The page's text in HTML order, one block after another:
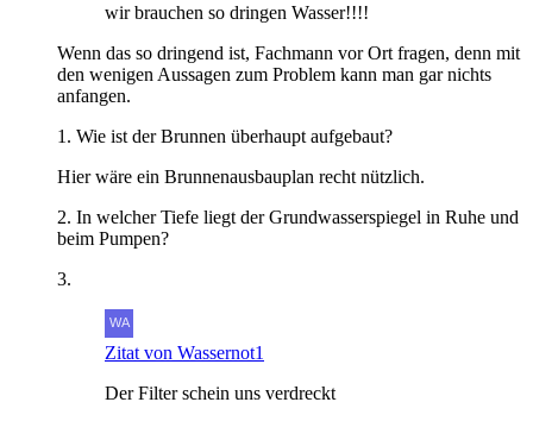
wir brauchen so dringen Wasser!!!!
Wenn das so dringend ist, Fachmann vor Ort fragen, denn mit
den wenigen Aussagen zum Problem kann man gar nichts
anfangen.
1. Wie ist der Brunnen überhaupt aufgebaut?
Hier wäre ein Brunnenausbauplan recht nützlich.
2. In welcher Tiefe liegt der Grundwasserspiegel in Ruhe und
beim Pumpen?
3.
Zitat von Wassernot1
Der Filter schein uns verdreckt